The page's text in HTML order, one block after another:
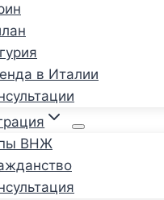
в Италии
ВНЖ